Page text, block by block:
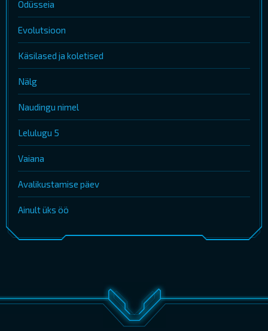
Odüsseia
Evolutsioon
Käsilased ja koletised
Nälg
Naudingu nimel
Lelulugu 5
Vaiana
Avalikustamise päev
Ainult üks öö